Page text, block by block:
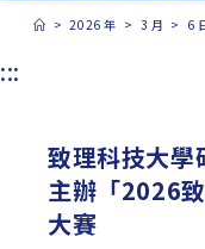
> 2026 年 > 3 月 > 6
:::
致理科技大學
主辦「2026
大賽